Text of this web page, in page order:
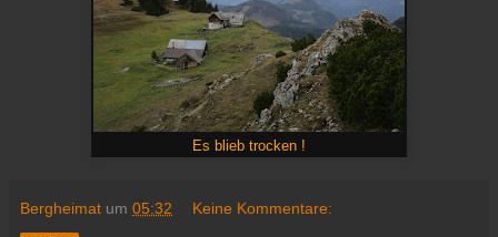
Es blieb trocken !
Bergheimat um 05:32 Keine Kommentare: